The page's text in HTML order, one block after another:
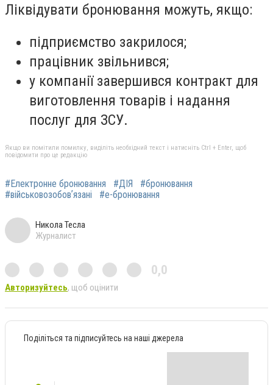
Ліквідувати бронювання можуть, якщо:
підприємство закрилося;
працівник звільнився;
у компанії завершився контракт для
виготовлення товарів і надання
послуг для ЗСУ.
Якщо ви помітили помилку, виділіть необхідний текст і натисніть Ctrl + Enter, щоб
повідомити про це редакцію
#Електронне бронювання #ДІЯ
#бронювання
#військовозобовʼязані
#е-бронювання
Никола Тесла
Журналист
0,0
Авторизуйтесь, щоб оцінити
Поділіться та підписуйтесь на наші джерела